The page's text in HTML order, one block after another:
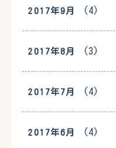
2017年9月 (4)
2017年8月 (3)
2017年7月 (4)
2017年6月 (4)